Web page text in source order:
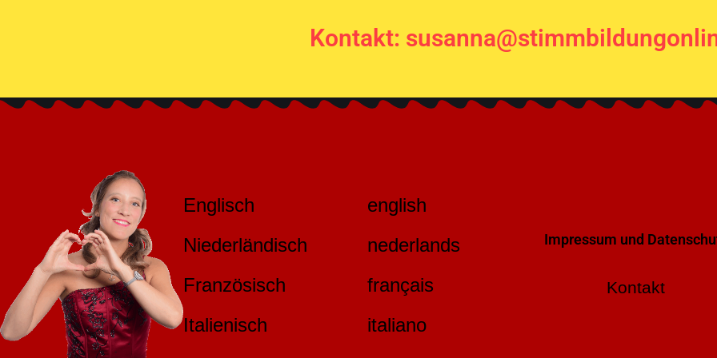
Kontakt:
Englisch
Niederländisch
Französisch
Italienisch
english
nederlands
français
italiano
Impressum und
Kontakt